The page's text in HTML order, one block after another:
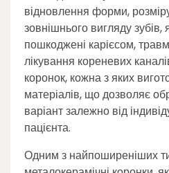
відновлення форми,
зовнішнього вигляду зубів,
пошкоджені карієсом,
лікування кореневих
коронок, кожна з яких
матеріалів, що дозволяє
варіант залежно від
пацієнта.
Одним з найпоширеніших